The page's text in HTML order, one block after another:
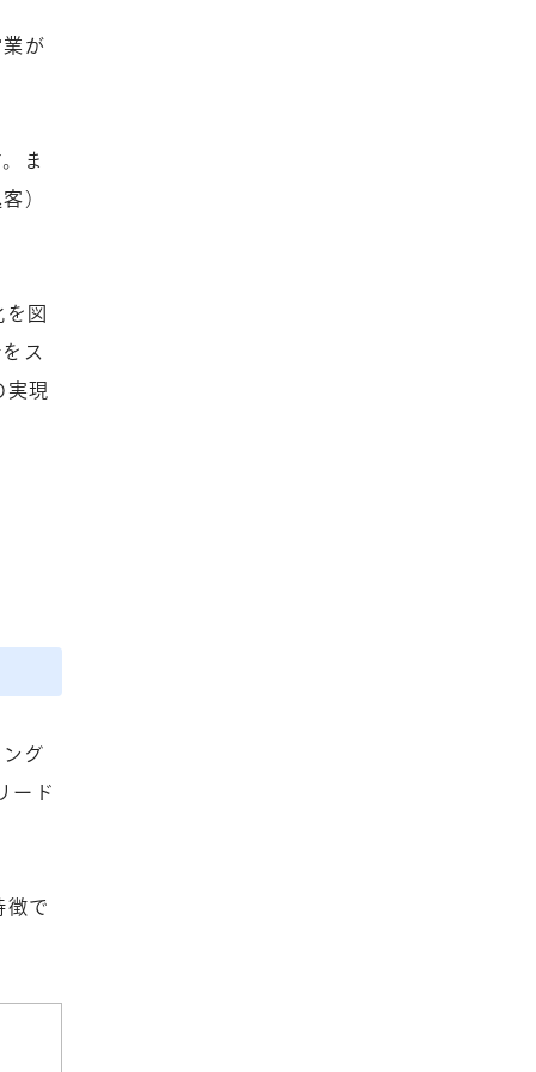
が
ま
）
図
ス
実現
グ
ード
徴で